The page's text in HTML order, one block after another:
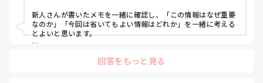
新人さんが書いたメモを一緒に確認し、「この情報はなぜ重要
なのか」「今回は省いてもよい情報はどれか」を一緒に考える
とよいと思います。
的に照らして振り返ることで、重要度を判断する力が少しずつ
回答をもっと見る